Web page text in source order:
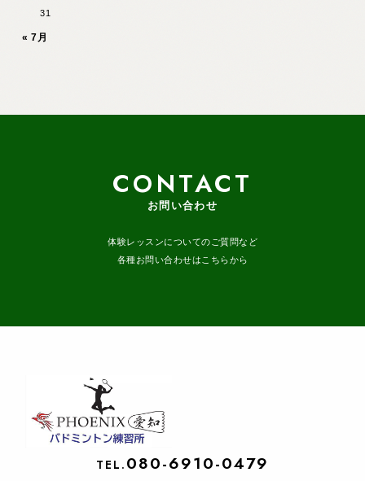
31
« 7月
CONTACT
お問い合わせ
体験レッスンについてのご質問など
各種お問い合わせはこちらから
TEL. 080-6910-0479